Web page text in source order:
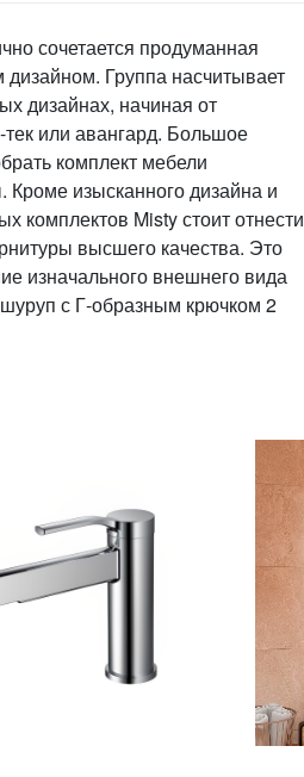
сочетается продуманная
Группа насчитывает
дизайнах, начиная от
или авангард. Большое
комплект мебели
Кроме изысканного дизайна и
комплектов Misty стоит отнести
высшего качества. Это
изначального внешнего вида
с Г-образным крючком 2